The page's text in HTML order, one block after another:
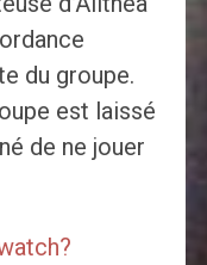
du groupe.
est laissé
de ne jouer